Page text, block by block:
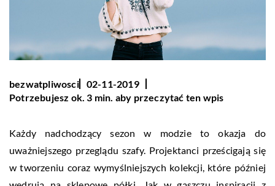
bezwatpliwosci
02-11-2019
Potrzebujesz ok. 3 min. aby przeczytać ten wpis
Każdy nadchodzący sezon w modzie to okazja do
uważniejszego przeglądu szafy. Projektanci prześcigają się
w tworzeniu coraz wymyślniejszych kolekcji, które później